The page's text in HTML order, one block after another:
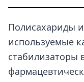
Полисахариды
используемые
стабилизаторы